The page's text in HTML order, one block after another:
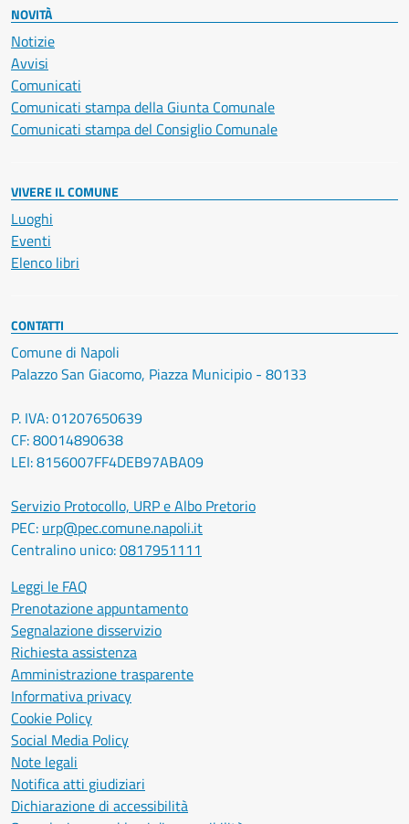
NOVITÀ
Notizie
Avvisi
Comunicati
Comunicati stampa della Giunta Comunale
Comunicati stampa del Consiglio Comunale
VIVERE IL COMUNE
Luoghi
Eventi
Elenco libri
CONTATTI
Comune di Napoli
Palazzo San Giacomo, Piazza Municipio - 80133
P. IVA: 01207650639
CF: 80014890638
LEI: 8156007FF4DEB97ABA09
Servizio Protocollo, URP e Albo Pretorio
PEC: urp@pec.comune.napoli.it
Centralino unico:0817951111
Leggi le FAQ
Prenotazione appuntamento
Segnalazione disservizio
Richiesta assistenza
Amministrazione trasparente
Informativa privacy
Cookie Policy
Social Media Policy
Note legali
Notifica atti giudiziari
Dichiarazione di accessibilità